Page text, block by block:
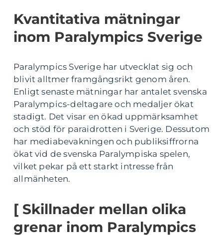
Kvantitativa mätningar
inom Paralympics Sverige
Paralympics Sverige har utvecklat sig och
blivit alltmer framgångsrikt genom åren.
Enligt senaste mätningar har antalet svenska
Paralympics-deltagare och medaljer ökat
stadigt. Det visar en ökad uppmärksamhet
och stöd för paraidrotten i Sverige. Dessutom
har mediabevakningen och publiksiffrorna
ökat vid de svenska Paralympiska spelen,
vilket pekar på ett starkt intresse från
allmänheten.
[ Skillnader mellan olika
grenar inom Paralympics